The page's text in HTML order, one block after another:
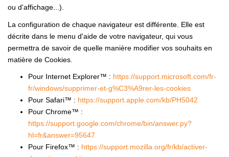
ou d'affichage...).
La configuration de chaque navigateur est différente. Elle est
décrite dans le menu d'aide de votre navigateur, qui vous
permettra de savoir de quelle manière modifier vos souhaits en
matière de Cookies.
Pour Internet Explorer™ : https://support.microsoft.com/fr-
fr/windows/supprimer-et-g%C3%A9rer-les-cookies
Pour Safari™ : https://support.apple.com/kb/PH5042
Pour Chrome™ :
https://support.google.com/chrome/bin/answer.py?
hl=fr&answer=95647
Pour Firefox™ : https://support.mozilla.org/fr/kb/activer-